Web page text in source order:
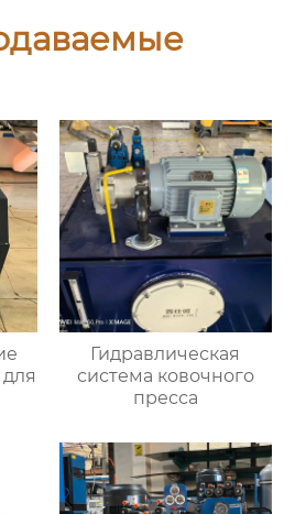
Гидравлическая
система ковочного
пресса